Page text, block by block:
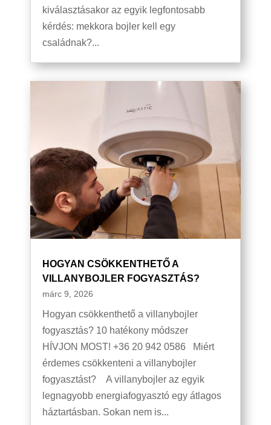
kiválasztásakor az egyik legfontosabb
kérdés: mekkora bojler kell egy
családnak?...
HOGYAN CSÖKKENTHETŐ A
VILLANYBOJLER FOGYASZTÁS?
márc 9, 2026
Hogyan csökkenthető a villanybojler
fogyasztás? 10 hatékony módszer
HÍVJON MOST! +36 20 942 0586 Miért
érdemes csökkenteni a villanybojler
fogyasztást? A villanybojler az egyik
legnagyobb energiafogyasztó egy átlagos
háztartásban. Sokan nem is...